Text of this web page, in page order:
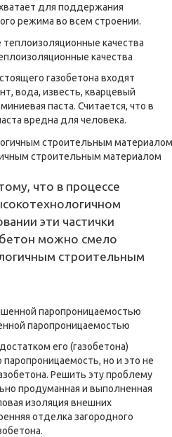
для поддержания
режима во всем строении.
качества
газобетона входят
вода, известь, кварцевый
паста. Считается, что в
вредна для человека.
строительным материалом
что в процессе
эти частички
можно смело
строительным
паропроницаемостью
его (газобетона)
но и это не
Решить эту проблему
продуманная и выполненная
изоляция внешних
отделка загородного